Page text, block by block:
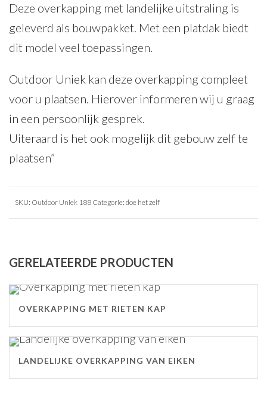
Deze overkapping met landelijke uitstraling is
geleverd als bouwpakket. Met een platdak biedt
dit model veel toepassingen.
Outdoor Uniek kan deze overkapping compleet
voor u plaatsen. Hierover informeren wij u graag
in een persoonlijk gesprek.
Uiteraard is het ook mogelijk dit gebouw zelf te
plaatsen”
SKU: Outdoor Uniek 188 Categorie: doe het zelf
GERELATEERDE PRODUCTEN
OVERKAPPING MET RIETEN KAP
LANDELIJKE OVERKAPPING VAN EIKEN